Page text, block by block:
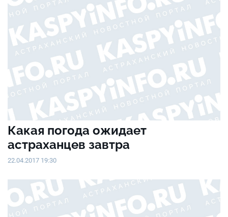
Какая погода ожидает
астраханцев завтра
22.04.2017 19:30